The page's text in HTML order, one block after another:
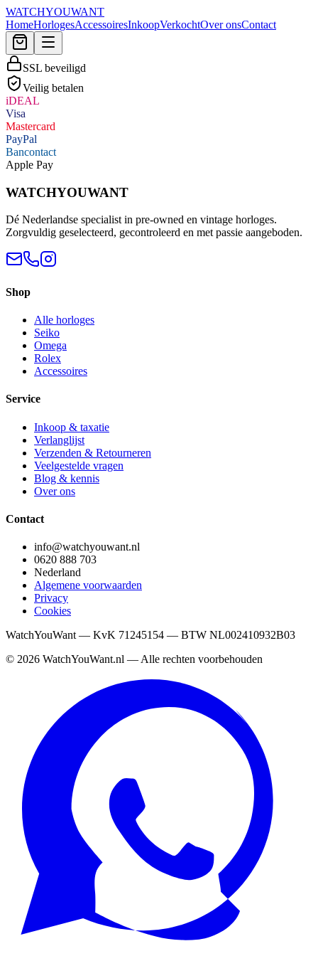
WATCHYOUWANT
HomeHorlogesAccessoiresInkoopVerkochtOver onsContact
SSL beveiligd
Veilig betalen
iDEAL
Visa
Mastercard
PayPal
Bancontact
Apple Pay
WATCHYOUWANT
Dé Nederlandse specialist in pre-owned en vintage horloges.
Zorgvuldig geselecteerd, gecontroleerd en met passie aangeboden.
Shop
Alle horloges
Seiko
Omega
Rolex
Accessoires
Service
Inkoop & taxatie
Verlanglijst
Verzenden & Retourneren
Veelgestelde vragen
Blog & kennis
Over ons
Contact
info@watchyouwant.nl
0620 888 703
Nederland
Algemene voorwaarden
Privacy
Cookies
WatchYouWant — KvK 71245154 — BTW NL002410932B03
© 2026 WatchYouWant.nl — Alle rechten voorbehouden